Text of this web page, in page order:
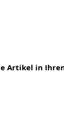
Artikel in